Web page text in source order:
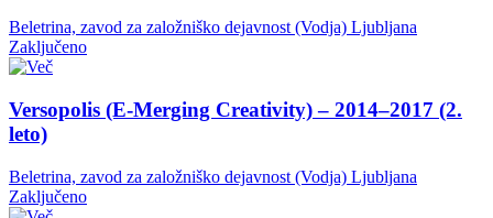
Beletrina, zavod za založniško dejavnost (Vodja) Ljubljana
Zaključeno
Versopolis (E-Merging Creativity) – 2014–2017 (2.
leto)
Beletrina, zavod za založniško dejavnost (Vodja) Ljubljana
Zaključeno